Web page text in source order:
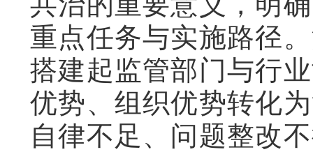
重点任务与实施路径
搭建起监管部门与行
优势、组织优势转化
自律不足、问题整改